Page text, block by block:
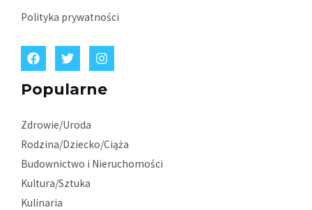
Polityka prywatności
Popularne
Zdrowie/Uroda
Rodzina/Dziecko/Ciąża
Budownictwo i Nieruchomości
Kultura/Sztuka
Kulinaria